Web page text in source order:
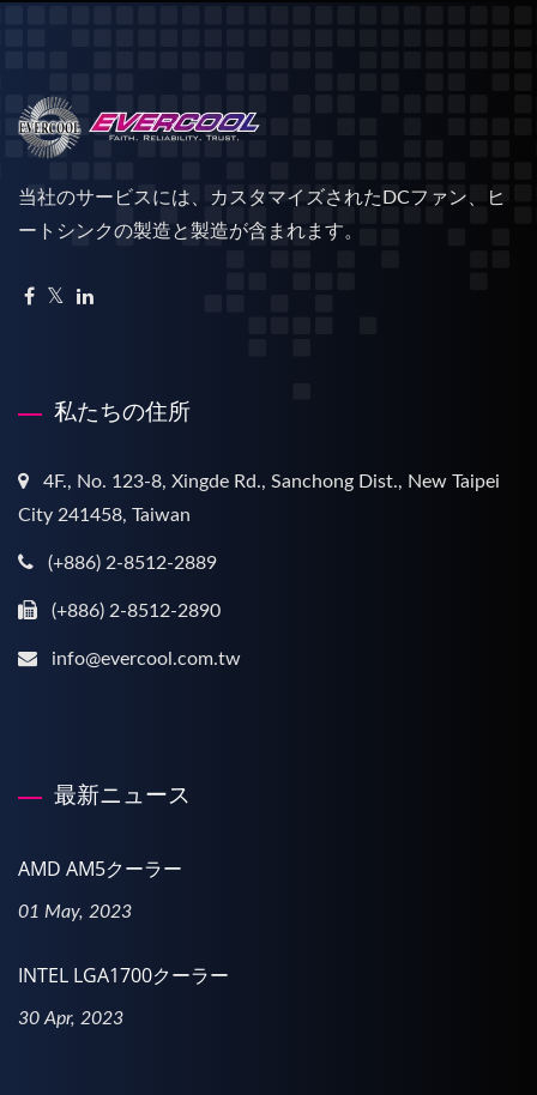
当社のサービスには、カスタマイズされたDCファン、ヒ
ートシンクの製造と製造が含まれます。
私たちの住所
4F., No. 123-8, Xingde Rd., Sanchong Dist., New Taipei
City 241458, Taiwan
(+886) 2-8512-2889
(+886) 2-8512-2890
info@evercool.com.tw
最新ニュース
AMD AM5クーラー
01 May, 2023
INTEL LGA1700クーラー
30 Apr, 2023